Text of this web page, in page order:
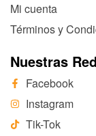
Mi cuenta
Términos y
Nuestras
Facebook
Instagram
Tik-Tok